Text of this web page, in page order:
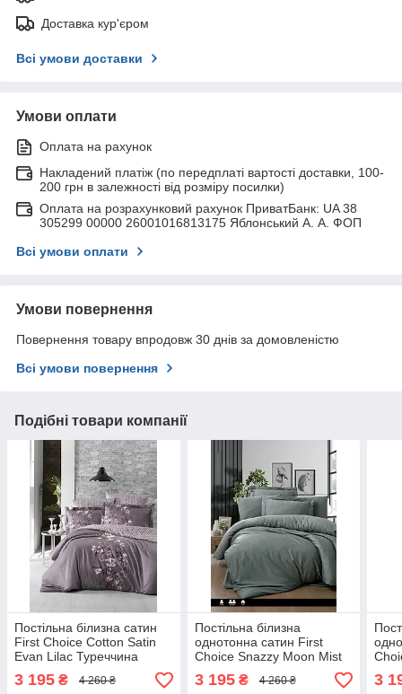
Доставка кур'єром
Всі умови доставки
Умови оплати
Оплата на рахунок
Накладений платіж (по передплаті вартості доставки, 100-
200 грн в залежності від розміру посилки)
Оплата на розрахунковий рахунок ПриватБанк: UA 38
305299 00000 26001016813175 Яблонський А. А. ФОП
Всі умови оплати
Умови повернення
Повернення товару впродовж 30 днів за домовленістю
Всі умови повернення
Подібні товари компанії
Постільна білизна сатин
First Choice Cotton Satin
Evan Lilac Туреччина
двоспальна євро
200х220см
3 195 ₴ 4 260 ₴
Постільна білизна
однотонна сатин First
Choice Snazzy Moon Mist
Туреччина євро
200х220см
3 195₴ 4 260 ₴ 3